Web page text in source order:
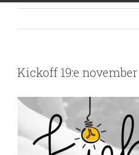
Kickoff 19:e november
Visa
större